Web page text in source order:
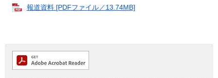
報道資料 [PDFファイル／13.74MB]